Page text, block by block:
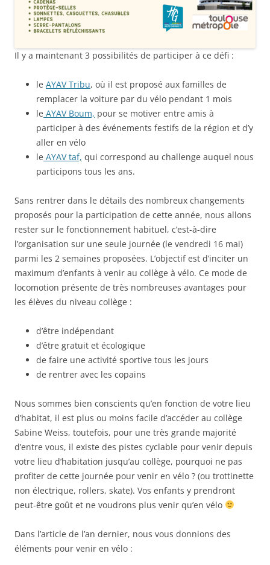
Il y a maintenant 3 possibilités de participer à ce défi :
le AYAV Tribu, où il est proposé aux familles de
remplacer la voiture par du vélo pendant 1 mois
le AYAV Boum, pour se motiver entre amis à
participer à des événements festifs de la région et d’y
aller en vélo
le AYAV taf, qui correspond au challenge auquel nous
participons tous les ans.
Sans rentrer dans le détails des nombreux changements
proposés pour la participation de cette année, nous allons
rester sur le fonctionnement habituel, c’est-à-dire
l’organisation sur une seule journée (le vendredi 16 mai)
parmi les 2 semaines proposées. L’objectif est d’inciter un
maximum d’enfants à venir au collège à vélo. Ce mode de
locomotion présente de très nombreuses avantages pour
les élèves du niveau collège :
d’être indépendant
d’être gratuit et écologique
de faire une activité sportive tous les jours
de rentrer avec les copains
Nous sommes bien conscients qu’en fonction de votre lieu
d’habitat, il est plus ou moins facile d’accéder au collège
Sabine Weiss, toutefois, pour une très grande majorité
d’entre vous, il existe des pistes cyclable pour venir depuis
votre lieu d’habitation jusqu’au collège, pourquoi ne pas
profiter de cette journée pour venir en vélo ? (ou trottinette
non électrique, rollers, skate). Vos enfants y prendront
peut-être goût et ne voudrons plus venir qu’en vélo
Dans l’article de l’an dernier, nous vous donnions des
éléments pour venir en vélo :